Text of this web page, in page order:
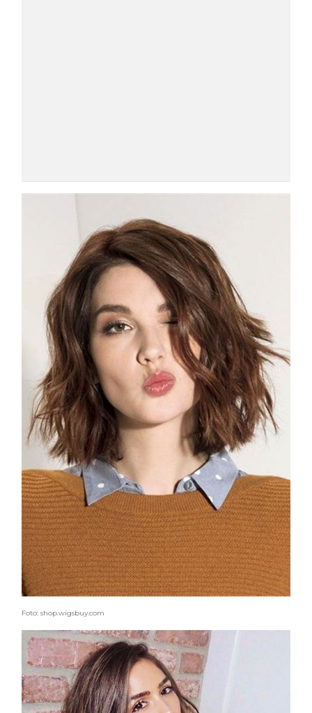
Foto: shop.wigsbuy.com